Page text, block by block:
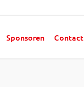
Sponsoren Contact